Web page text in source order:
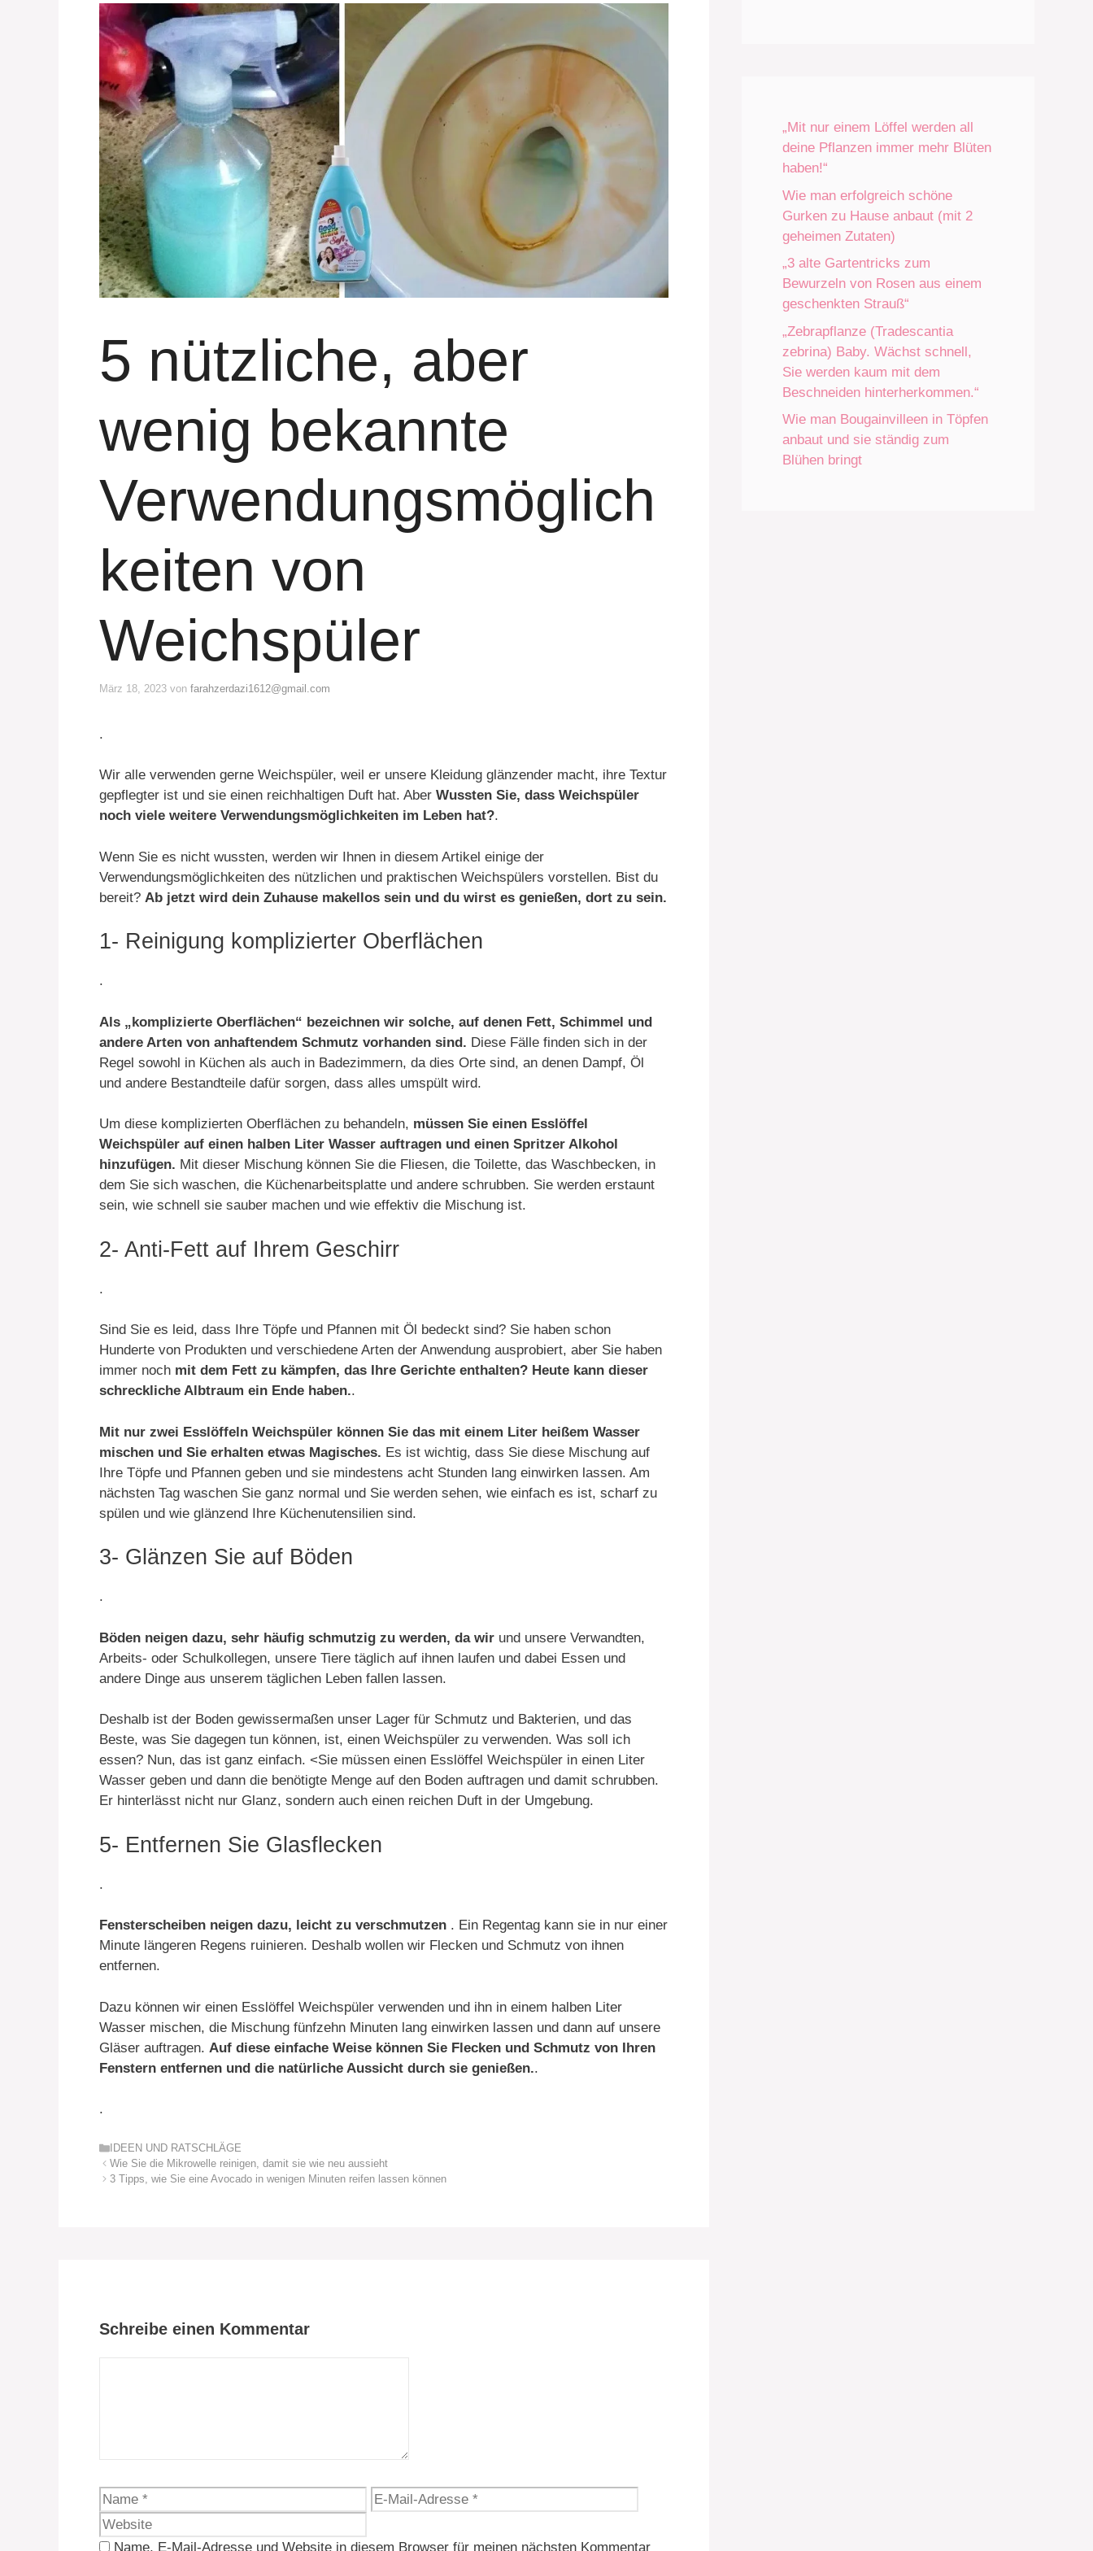
5 nützliche, aber
wenig bekannte
Verwendungsmöglich
keiten von
Weichspüler
März 18, 2023 von farahzerdazi1612@gmail.com
.
Wir alle verwenden gerne Weichspüler, weil er unsere Kleidung glänzender macht, ihre Textur
gepflegter ist und sie einen reichhaltigen Duft hat. Aber Wussten Sie, dass Weichspüler
noch viele weitere Verwendungsmöglichkeiten im Leben hat?.
Wenn Sie es nicht wussten, werden wir Ihnen in diesem Artikel einige der
Verwendungsmöglichkeiten des nützlichen und praktischen Weichspülers vorstellen. Bist du
bereit? Ab jetzt wird dein Zuhause makellos sein und du wirst es genießen, dort zu sein.
1- Reinigung komplizierter Oberflächen
.
Als „komplizierte Oberflächen“ bezeichnen wir solche, auf denen Fett, Schimmel und
andere Arten von anhaftendem Schmutz vorhanden sind. Diese Fälle finden sich in der
Regel sowohl in Küchen als auch in Badezimmern, da dies Orte sind, an denen Dampf, Öl
und andere Bestandteile dafür sorgen, dass alles umspült wird.
Um diese komplizierten Oberflächen zu behandeln, müssen Sie einen Esslöffel
Weichspüler auf einen halben Liter Wasser auftragen und einen Spritzer Alkohol
hinzufügen. Mit dieser Mischung können Sie die Fliesen, die Toilette, das Waschbecken, in
dem Sie sich waschen, die Küchenarbeitsplatte und andere schrubben. Sie werden erstaunt
sein, wie schnell sie sauber machen und wie effektiv die Mischung ist.
2- Anti-Fett auf Ihrem Geschirr
.
Sind Sie es leid, dass Ihre Töpfe und Pfannen mit Öl bedeckt sind? Sie haben schon
Hunderte von Produkten und verschiedene Arten der Anwendung ausprobiert, aber Sie haben
immer noch mit dem Fett zu kämpfen, das Ihre Gerichte enthalten? Heute kann dieser
schreckliche Albtraum ein Ende haben..
Mit nur zwei Esslöffeln Weichspüler können Sie das mit einem Liter heißem Wasser
mischen und Sie erhalten etwas Magisches. Es ist wichtig, dass Sie diese Mischung auf
Ihre Töpfe und Pfannen geben und sie mindestens acht Stunden lang einwirken lassen. Am
nächsten Tag waschen Sie ganz normal und Sie werden sehen, wie einfach es ist, scharf zu
spülen und wie glänzend Ihre Küchenutensilien sind.
3- Glänzen Sie auf Böden
.
Böden neigen dazu, sehr häufig schmutzig zu werden, da wir und unsere Verwandten,
Arbeits- oder Schulkollegen, unsere Tiere täglich auf ihnen laufen und dabei Essen und
andere Dinge aus unserem täglichen Leben fallen lassen.
Deshalb ist der Boden gewissermaßen unser Lager für Schmutz und Bakterien, und das
Beste, was Sie dagegen tun können, ist, einen Weichspüler zu verwenden. Was soll ich
essen? Nun, das ist ganz einfach. <Sie müssen einen Esslöffel Weichspüler in einen Liter
Wasser geben und dann die benötigte Menge auf den Boden auftragen und damit schrubben.
Er hinterlässt nicht nur Glanz, sondern auch einen reichen Duft in der Umgebung.
5- Entfernen Sie Glasflecken
.
Fensterscheiben neigen dazu, leicht zu verschmutzen . Ein Regentag kann sie in nur einer
Minute längeren Regens ruinieren. Deshalb wollen wir Flecken und Schmutz von ihnen
entfernen.
Dazu können wir einen Esslöffel Weichspüler verwenden und ihn in einem halben Liter
Wasser mischen, die Mischung fünfzehn Minuten lang einwirken lassen und dann auf unsere
Gläser auftragen. Auf diese einfache Weise können Sie Flecken und Schmutz von Ihren
Fenstern entfernen und die natürliche Aussicht durch sie genießen..
.
Kategorien
IDEEN UND RATSCHLÄGE
Wie Sie die Mikrowelle reinigen, damit sie wie neu aussieht
3 Tipps, wie Sie eine Avocado in wenigen Minuten reifen lassen können
Schreibe einen Kommentar
Name
E-
Mail-
Name, E-Mail-Adresse und Website in diesem Browser für meinen nächsten Kommentar
„Mit nur einem Löffel werden all
deine Pflanzen immer mehr Blüten
haben!“
Wie man erfolgreich schöne
Gurken zu Hause anbaut (mit 2
geheimen Zutaten)
„3 alte Gartentricks zum
Bewurzeln von Rosen aus einem
geschenkten Strauß“
„Zebrapflanze (Tradescantia
zebrina) Baby. Wächst schnell,
Sie werden kaum mit dem
Beschneiden hinterherkommen.“
Wie man Bougainvilleen in Töpfen
anbaut und sie ständig zum
Blühen bringt